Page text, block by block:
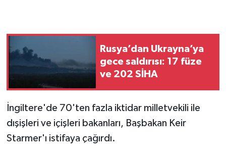
Rusya’dan Ukrayna’ya
gece saldırısı: 17 füze
ve 202 SİHA
İngiltere'de 70'ten fazla iktidar milletvekili ile
dışişleri ve içişleri bakanları, Başbakan Keir
Starmer'ı istifaya çağırdı.